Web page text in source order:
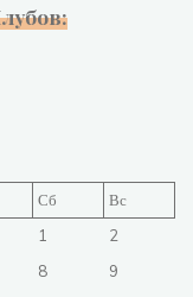
Сб
Вс
1
2
8
9